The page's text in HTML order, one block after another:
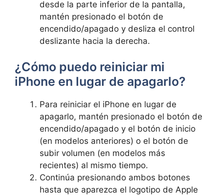
desde ​la ‌parte inferior de la pantalla,
mantén​ presionado el botón de
encendido/apagado⁤ y desliza⁢ el control
deslizante hacia la derecha.
¿Cómo puedo reiniciar ​mi
iPhone en lugar de apagarlo?
Para reiniciar⁣ el iPhone en lugar⁤ de
apagarlo, mantén presionado el botón ‍de⁣
encendido/apagado y ⁢el botón de inicio⁣
(en modelos anteriores) o​ el botón‌ de
subir ‍volumen (en modelos ⁤más
recientes) ‍al ​mismo tiempo.
Continúa​ presionando ambos botones
hasta que aparezca ​el logotipo de Apple